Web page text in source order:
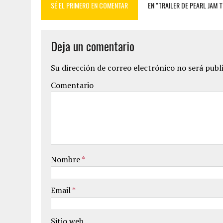
SÉ EL PRIMERO EN COMENTAR EN "TRAILER DE PEARL JAM
Deja un comentario
Su dirección de correo electrónico no será
Comentario
Nombre*
Email*